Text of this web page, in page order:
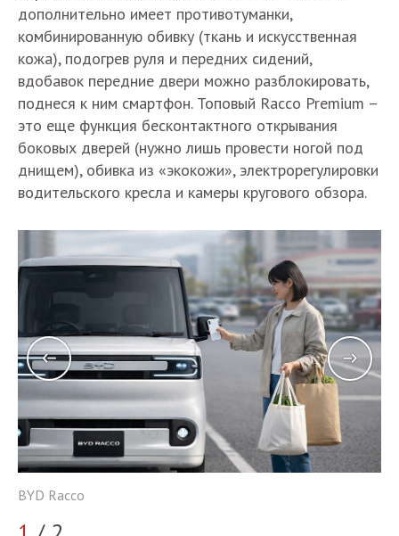
дополнительно имеет противотуманки,
комбинированную обивку (ткань и искусственная
кожа), подогрев руля и передних сидений,
вдобавок передние двери можно разблокировать,
поднеся к ним смартфон. Топовый Racco Premium –
это еще функция бесконтактного открывания
боковых дверей (нужно лишь провести ногой под
днищем), обивка из «экокожи», электрорегулировки
водительского кресла и камеры кругового обзора.
BYD Racco